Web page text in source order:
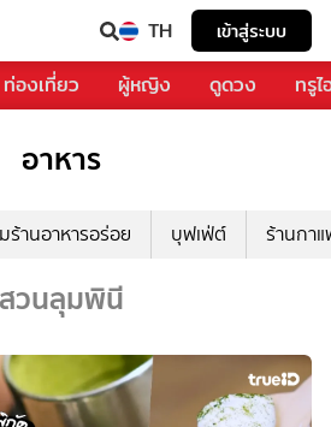
TH เข้าสู่ระบบ
ท่องเที่ยว ผู้หญิง ดูดวง ทรู
อาหาร
ร้านอาหารอร่อย บุฟเฟ่ต์ ร้านกา
สวนลุมพินี